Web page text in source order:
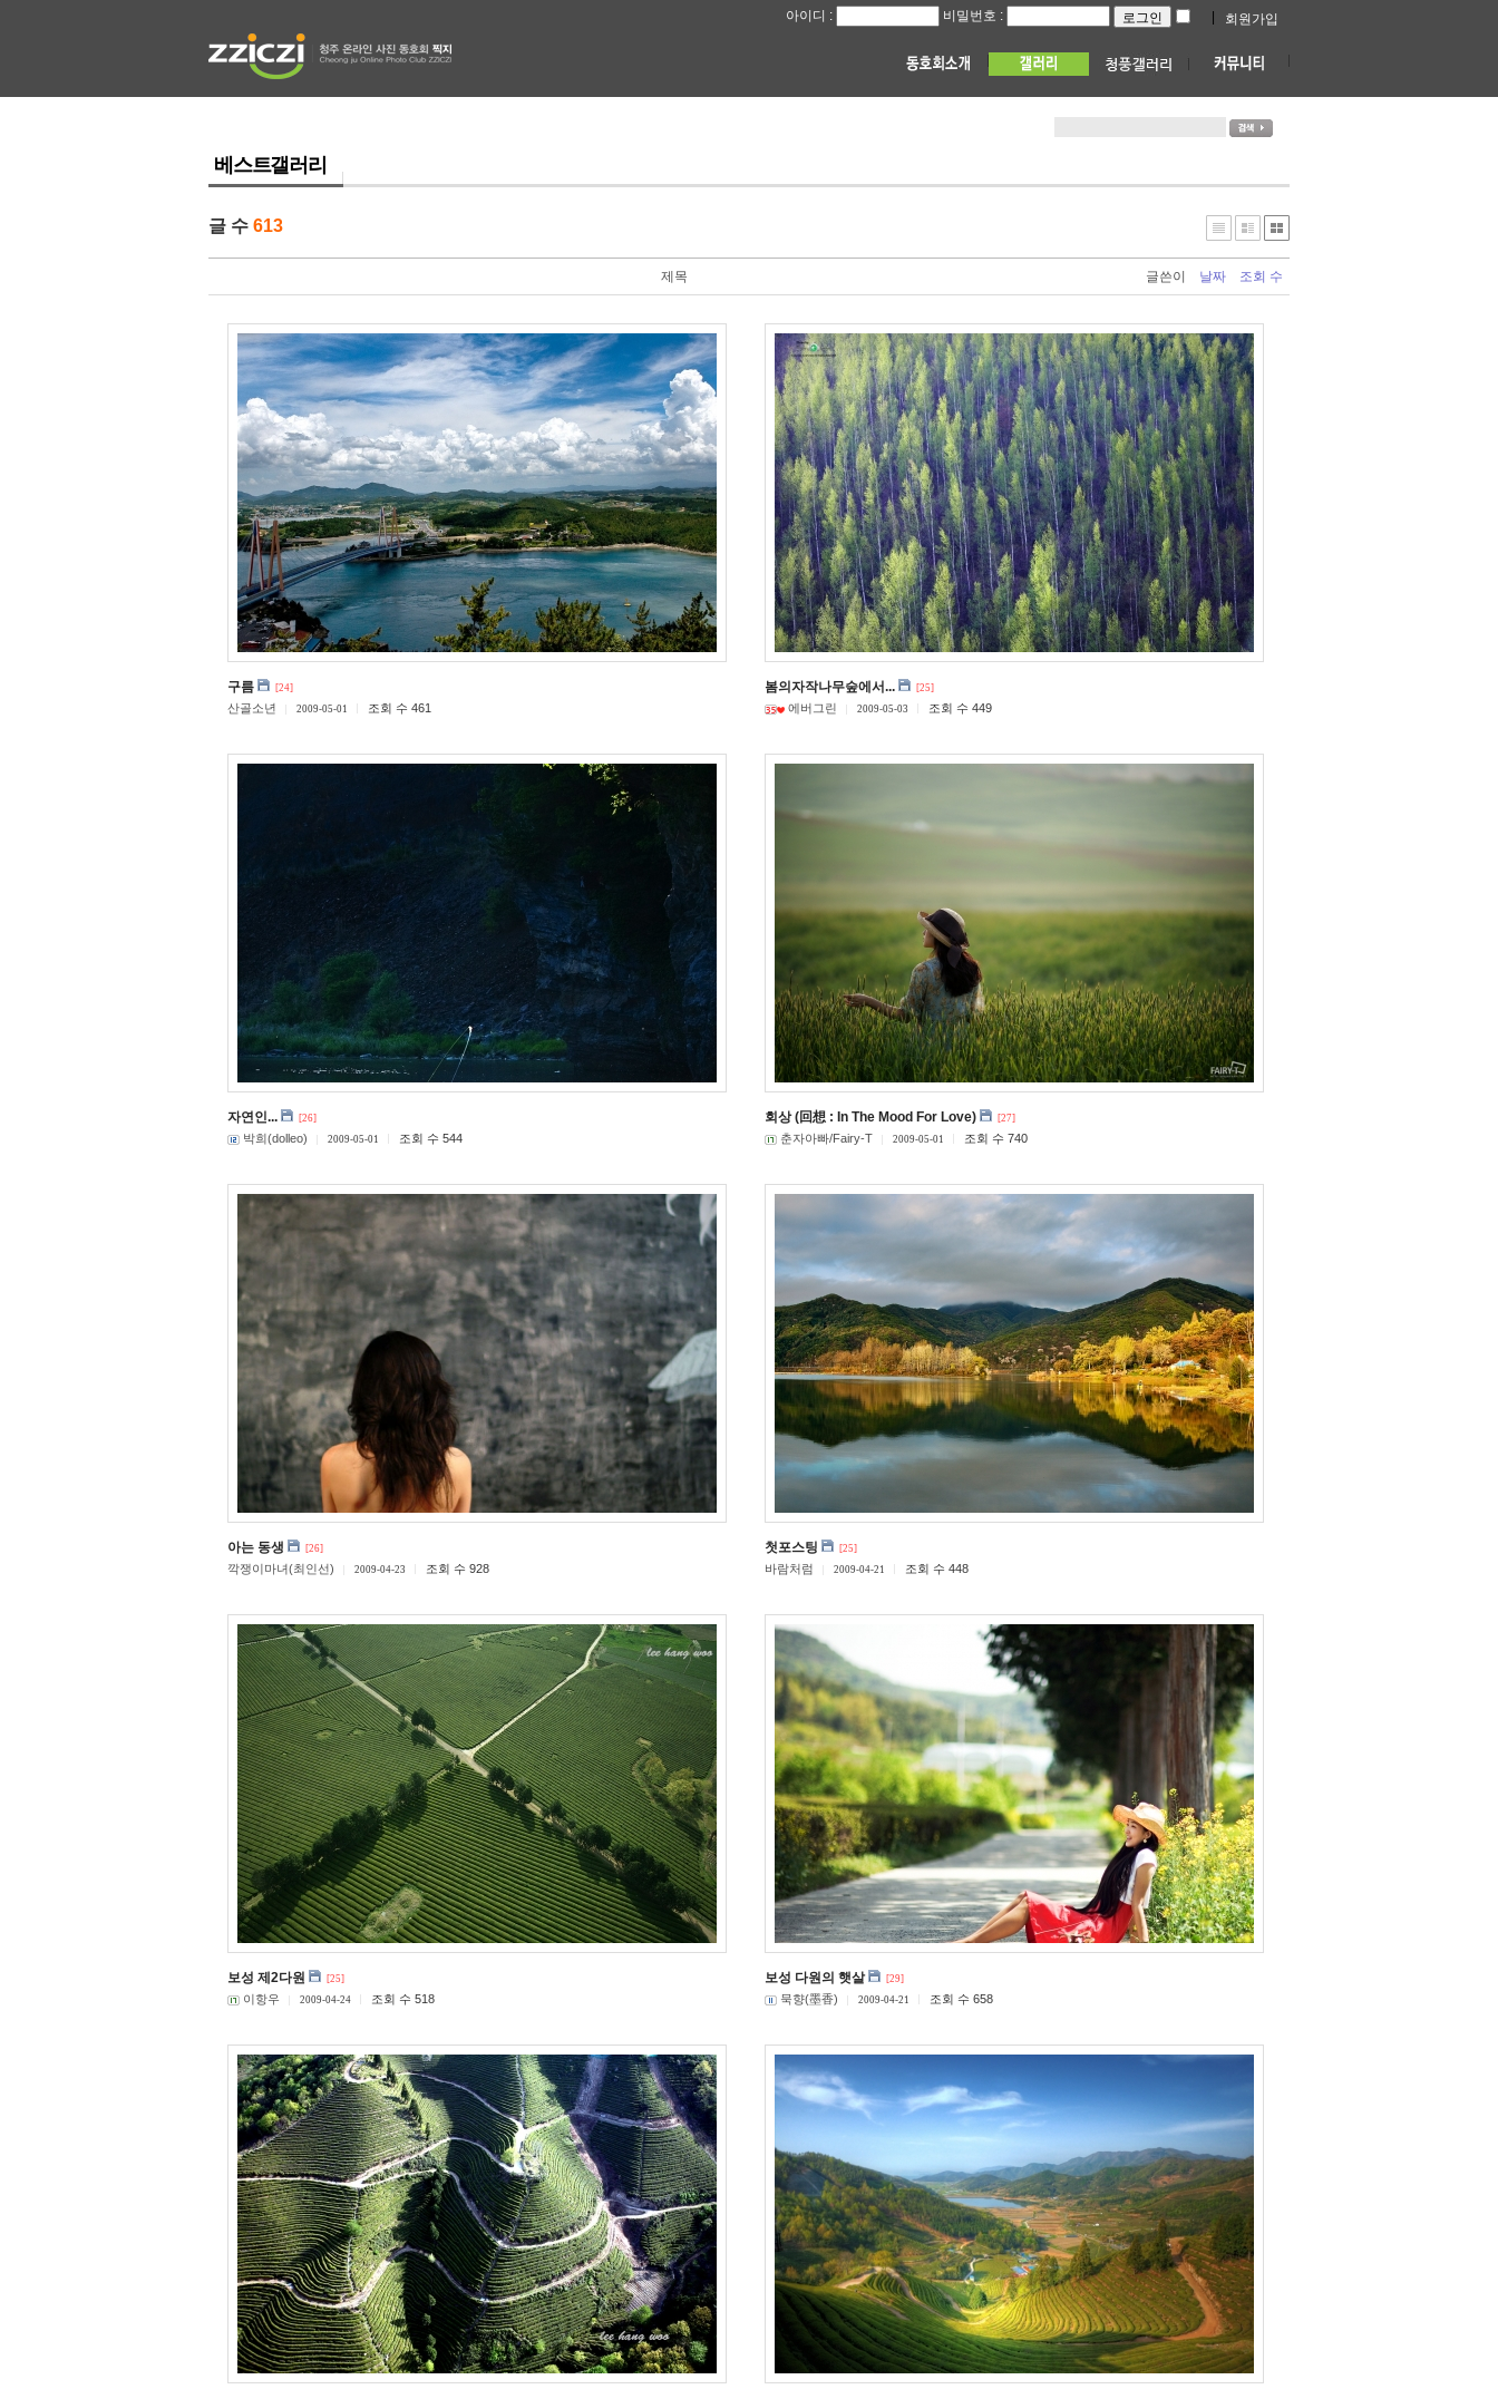
아이디 : 비밀번호 : 회원가입
베스트갤러리
글 수 613
제목 글쓴이 날짜 조회 수
구름 [24]
산골소년 2009-05-01 조회 수 461
봄의자작나무숲에서... [25]
에버그린 2009-05-03 조회 수 449
자연인... [26]
박희(dolleo) 2009-05-01 조회 수 544
회상 (回想 : In The Mood For Love) [27]
춘자아빠/Fairy-T 2009-05-01 조회 수 740
아는 동생 [26]
깍쟁이마녀(최인선) 2009-04-23 조회 수 928
첫포스팅 [25]
바람처럼 2009-04-21 조회 수 448
보성 제2다원 [25]
이항우 2009-04-24 조회 수 518
보성 다원의 햇살 [29]
묵향(墨香) 2009-04-21 조회 수 658